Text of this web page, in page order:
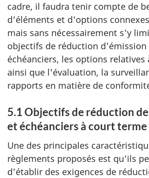
cadre, il faudra tenir compte de
d'éléments et d'options
mais sans nécessairement s'y
objectifs de réduction d'émission
échéanciers, les options
ainsi que l'évaluation, la
rapports en matière de
5.1 Objectifs de réduction
et échéanciers à court terme
Une des principales
règlements proposés est qu'ils
d'établir des exigences de